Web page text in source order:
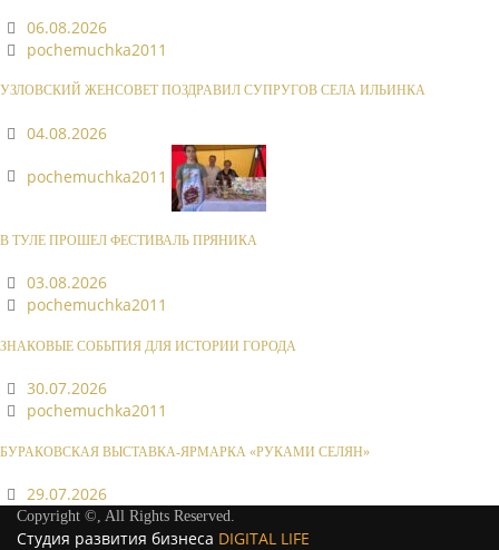
06.08.2026
pochemuchka2011
УЗЛОВСКИЙ ЖЕНСОВЕТ ПОЗДРАВИЛ СУПРУГОВ СЕЛА ИЛЬИНКА
04.08.2026
pochemuchka2011
В ТУЛЕ ПРОШЕЛ ФЕСТИВАЛЬ ПРЯНИКА
03.08.2026
pochemuchka2011
ЗНАКОВЫЕ СОБЫТИЯ ДЛЯ ИСТОРИИ ГОРОДА
30.07.2026
pochemuchka2011
БУРАКОВСКАЯ ВЫСТАВКА-ЯРМАРКА «РУКАМИ СЕЛЯН»
29.07.2026
Copyright ©, All Rights Reserved.
Студия развития бизнеса DIGITAL LIFE